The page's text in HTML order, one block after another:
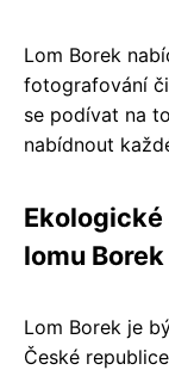
Lom Borek
fotografování
se podívat na
nabídnout
lomu Borek
Lom Borek je
České